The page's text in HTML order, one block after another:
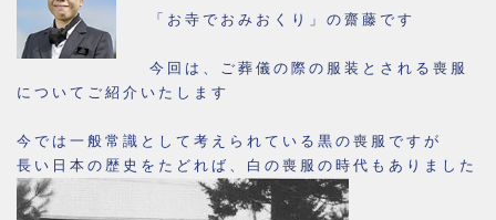
「お寺でおみおくり」の齋藤です
今回は、ご葬儀の際の服装とされる喪服
についてご紹介いたします
今では一般常識として考えられている黒の喪服ですが
長い日本の歴史をたどれば、白の喪服の時代もありました